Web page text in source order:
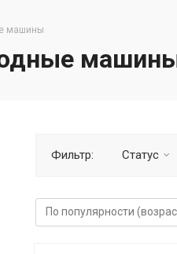
машины
Фильтр: Статус